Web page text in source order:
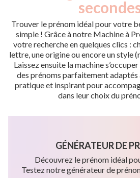
Trouver le prénom idéal pour votre
simple ! Grâce à notre Machine à
votre recherche en quelques clics :
lettre, une origine ou encore un style
Laissez ensuite la machine
des prénoms parfaitement adaptés
pratique et inspirant pour
dans leur choix du
GÉNÉRATEUR DE
Découvrez le prénom idéal
Testez notre générateur de